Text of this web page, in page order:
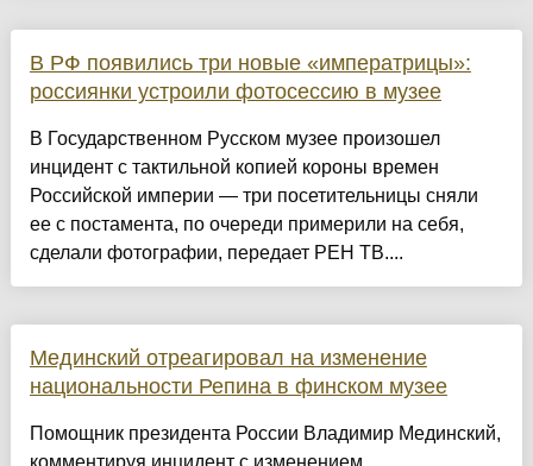
В РФ появились три новые «императрицы»:
россиянки устроили фотосессию в музее
В Государственном Русском музее произошел
инцидент с тактильной копией короны времен
Российской империи — три посетительницы сняли
ее с постамента, по очереди примерили на себя,
сделали фотографии, передает РЕН ТВ....
Мединский отреагировал на изменение
национальности Репина в финском музее
Помощник президента России Владимир Мединский,